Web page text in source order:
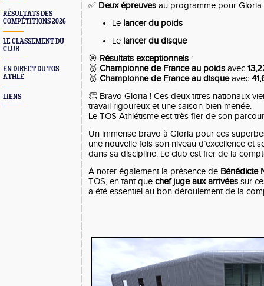
RÉSULTATS DES
COMPÉTITIONS 2026
LE CLASSEMENT DU
CLUB
EN DIRECT DU TOS
ATHLÉ
LIENS
✅ Deux épreuves au programme pour Gloria
Le lancer du poids
Le lancer du disque
🎯 Résultats exceptionnels :
🥇 Championne de France au poids avec
🥇 Championne de France au disqueavec
👏 Bravo Gloria ! Ces deux titres nationaux
travail rigoureux et une saison bien menée.
Le TOS Athlétisme est très fier de son
Un immense bravo à Gloria pour ces
une nouvelle fois son niveau d’excellence et
dans sa discipline. Le club est fier de la
À noter également la présence de Bénédicte
TOS, en tant que chef juge aux arrivées sur
a été essentiel au bon déroulement de la